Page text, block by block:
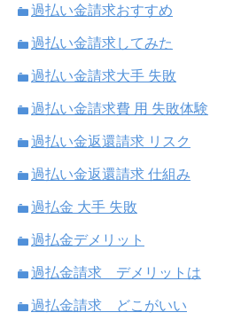
過払い金請求おすすめ
過払い金請求してみた
過払い金請求大手 失敗
過払い金請求費 用 失敗体験
過払い金返還請求 リスク
過払い金返還請求 仕組み
過払金 大手 失敗
過払金デメリット
過払金請求 デメリットは
過払金請求 どこがいい